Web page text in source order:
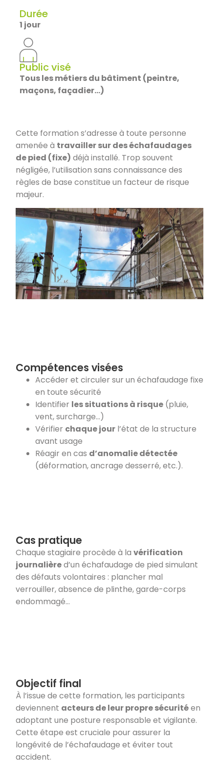
Durée
1 jour
Public visé
Tous les métiers du bâtiment (peintre,
maçons, façadier…)
Cette formation s’adresse à toute personne
amenée à travailler sur des échafaudages
de pied (fixe) déjà installé. Trop souvent
négligée, l’utilisation sans connaissance des
règles de base constitue un facteur de risque
majeur.
Compétences visées
Accéder et circuler sur un échafaudage fixe
en toute sécurité
Identifier les situations à risque (pluie,
vent, surcharge…)
Vérifier chaque jour l’état de la structure
avant usage
Réagir en cas d’anomalie détectée
(déformation, ancrage desserré, etc.).
Cas pratique
Chaque stagiaire procède à la vérification
journalièred’un échafaudage de pied simulant
des défauts volontaires : plancher mal
verrouiller, absence de plinthe, garde-corps
endommagé…
Objectif final
À l’issue de cette formation, les participants
deviennent acteurs de leur propre sécuritéen
adoptant une posture responsable et vigilante.
Cette étape est cruciale pour assurer la
longévité de l’échafaudage et éviter tout
accident.